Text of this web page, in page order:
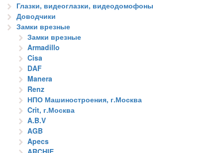
Глазки, видеоглазки, видеодомофоны
Доводчики
Замки врезные
Замки врезные
Armadillo
Cisa
DAF
Manera
Renz
НПО Машиностроения, г.Москва
Crit, г.Москва
A.B.V
AGB
Apecs